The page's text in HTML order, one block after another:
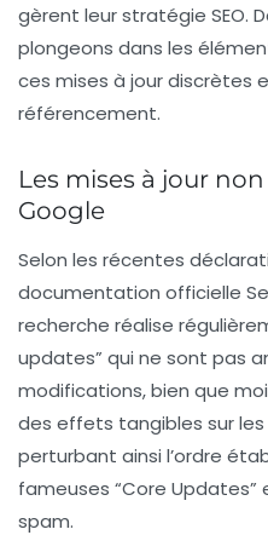
gèrent leur stratégie SEO.
plongeons dans les
ces mises à jour discrètes
référencement.
Les mises à jour
Google
Selon les récentes
documentation officielle
recherche réalise
updates” qui ne sont pas
modifications, bien que
des effets tangibles sur
perturbant ainsi l’ordre
fameuses “Core Updates”
spam.